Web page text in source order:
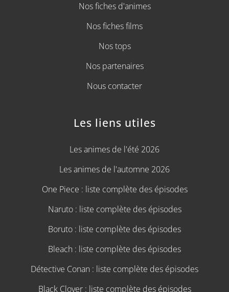
Nos fiches d'animes
Nos fiches films
Nos tops
Nos partenaires
Nous contacter
Les liens utiles
Les animes de l'été 2026
Les animes de l'automne 2026
One Piece : liste complète des épisodes
Naruto : liste complète des épisodes
Boruto : liste complète des épisodes
Bleach : liste complète des épisodes
Détective Conan : liste complète des épisodes
Black Clover : liste complète des épisodes